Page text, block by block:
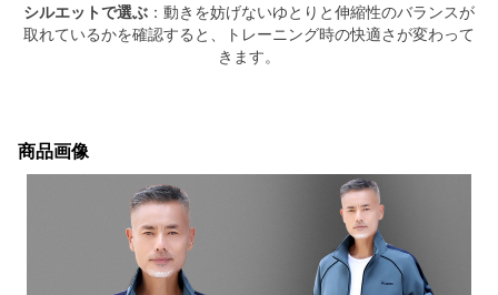
シルエットで選ぶ ：動きを妨げないゆとりと伸縮性のバランスが
取れているかを確認すると、トレーニング時の快適さが変わって
きます。
商品画像